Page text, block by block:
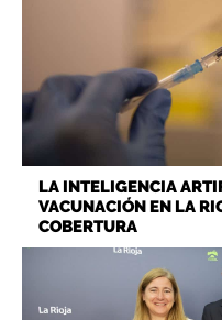
LA INTELIGENCIA
VACUNACIÓN EN LA
COBERTURA